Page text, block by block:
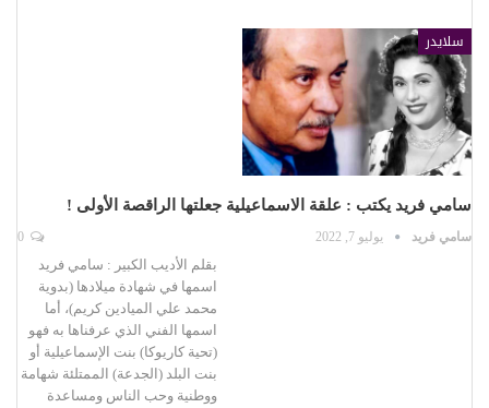
سلايدر
سامي فريد يكتب : علقة الاسماعيلية جعلتها الراقصة الأولى !
سامي فريد يوليو 7, 2022
بقلم الأديب الكبير : سامي فريد
اسمها في شهادة ميلادها (بدوية
محمد علي الميادين كريم)، أما
اسمها الفني الذي عرفناها به فهو
(تحية كاريوكا) بنت الإسماعيلية أو
بنت البلد (الجدعة) الممتلئة شهامة
ووطنية وحب الناس ومساعدة